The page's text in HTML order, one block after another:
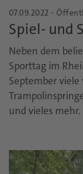
07.09.2022 -
Spiel- und
Neben dem
Sporttag im
September
und vieles mehr.